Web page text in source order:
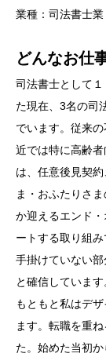
業種：司法書士業
どんなお仕
司法書士として
た現在、3名の司
でいます。従来
近では特に高齢
は、任意後見契
ま・おふたりさ
か迎えるエンド
ートする取り組
手掛けていない
と確信しています
もともと私はデ
ます。転職を重
た。始めた当初